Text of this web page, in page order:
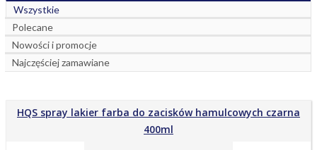
Wszystkie
Polecane
Nowości i promocje
Najczęściej zamawiane
HQS spray lakier farba do zacisków hamulcowych czarna
400ml